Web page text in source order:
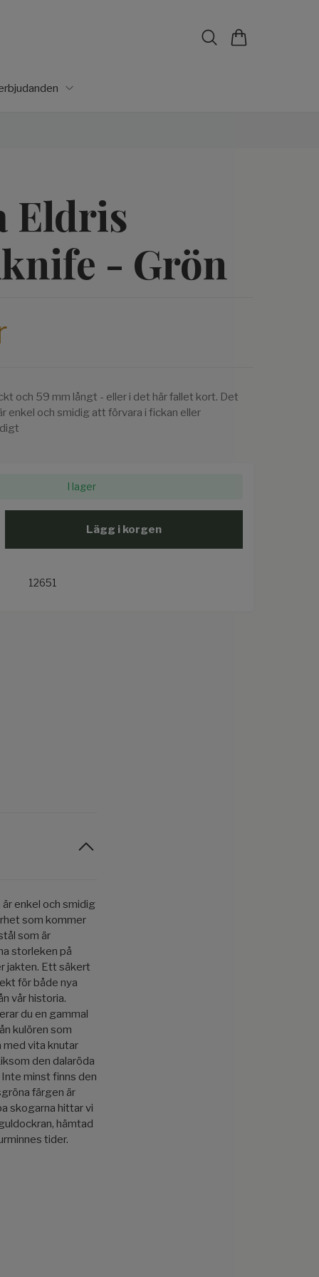
Eldris
- Grön
och 59 mm långt - eller i det här fallet kort. Det
enkel och smidig att förvara i fickan eller
I lager
Lägg i korgen
12651
enkel och smidig
som kommer
som är
storleken på
jakten. Ett säkert
för både nya
vår historia.
du en gammal
kulören som
med vita knutar
den dalaröda
minst finns den
färgen är
skogarna hittar vi
hämtad
tider.